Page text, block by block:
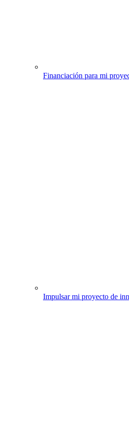
Financiación para mi
Impulsar mi proyecto de